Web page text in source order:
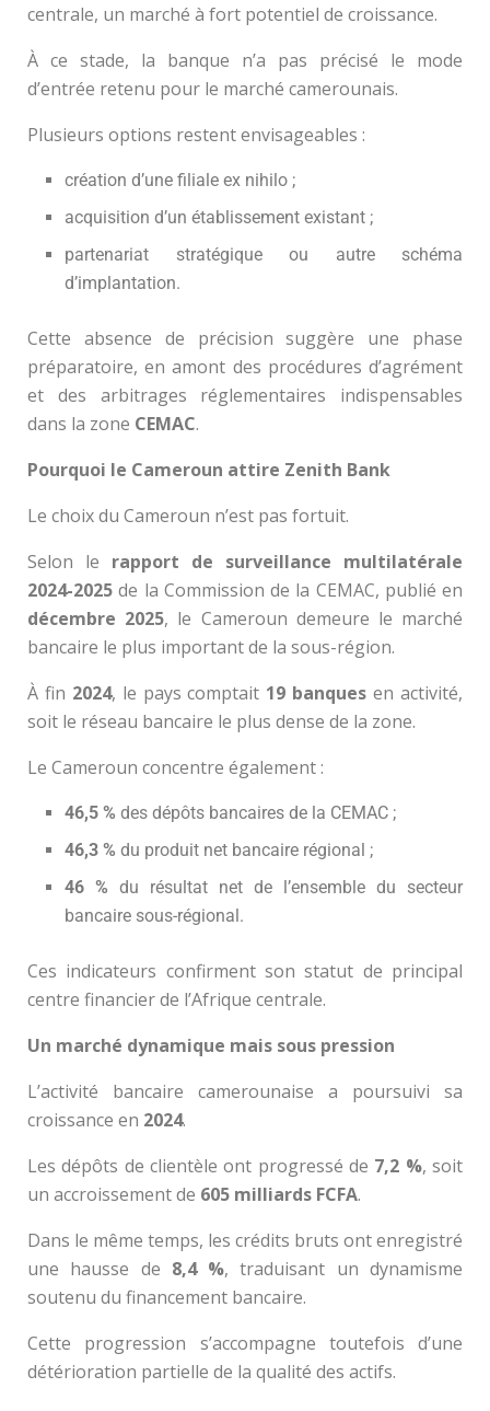
centrale, un marché à fort potentiel de croissance.
À ce stade, la banque n’a pas précisé le mode
d’entrée retenu pour le marché camerounais.
Plusieurs options restent envisageables :
création d’une filiale ex nihilo ;
acquisition d’un établissement existant ;
partenariat stratégique ou autre schéma
d’implantation.
Cette absence de précision suggère une phase
préparatoire, en amont des procédures d’agrément
et des arbitrages réglementaires indispensables
dans la zone CEMAC.
Pourquoi le Cameroun attire Zenith Bank
Le choix du Cameroun n’est pas fortuit.
Selon le rapport de surveillance multilatérale
2024-2025 de la Commission de la CEMAC, publié en
décembre 2025, le Cameroun demeure le marché
bancaire le plus important de la sous-région.
À fin 2024, le pays comptait 19 banques en activité,
soit le réseau bancaire le plus dense de la zone.
Le Cameroun concentre également :
46,5 % des dépôts bancaires de la CEMAC ;
46,3 % du produit net bancaire régional ;
46 % du résultat net de l’ensemble du secteur
bancaire sous-régional.
Ces indicateurs confirment son statut de principal
centre financier de l’Afrique centrale.
Un marché dynamique mais sous pression
L’activité bancaire camerounaise a poursuivi sa
croissance en 2024.
Les dépôts de clientèle ont progressé de 7,2 %, soit
un accroissement de 605 milliards FCFA.
Dans le même temps, les crédits bruts ont enregistré
une hausse de 8,4 %, traduisant un dynamisme
soutenu du financement bancaire.
Cette progression s’accompagne toutefois d’une
détérioration partielle de la qualité des actifs.